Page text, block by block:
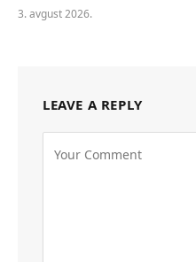
3. avgust 2026.
LEAVE A REPLY